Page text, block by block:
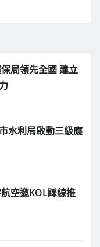
局領先全國 建立
水利局啟動三級應
空邀KOL踩線推